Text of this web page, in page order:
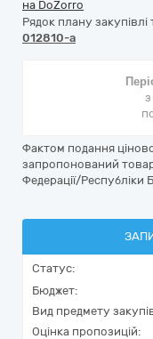
на DoZorro
Рядок плану
012810-a
Фактом подання
запропонований
Федерації/Республіки
Статус:
Бюджет:
Вид предмету
Оцінка пропозицій: